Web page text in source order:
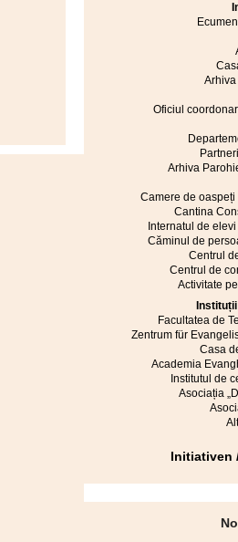
Valea
Valea
Oficiul
Arhiva
Camere de oaspeți
Cantina
Internatul de
Căminul de
Centrul
Centrul de
Activitate
Facultatea de
Zentrum für
Casa
Academia
Institutul de
Asociația
Initiativen